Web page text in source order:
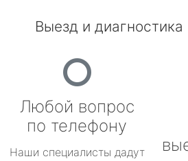
Выезд и
Любой вопрос
по телефону
Наши специалисты дадут